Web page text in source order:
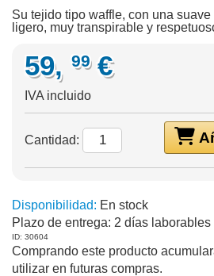
Su tejido tipo waffle, con una
ligero, muy transpirable y
59, 99 €
IVA incluido
Cantidad:
Disponibilidad: En stock
Plazo de entrega: 2 días laborables
ID: 30604
Comprando este producto
utilizar en futuras compras.